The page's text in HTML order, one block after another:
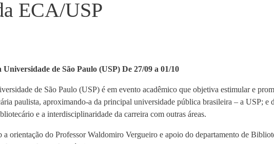
ECA/USP
de São Paulo (USP) De 27/09 a 01/10
de São Paulo (USP) é em evento acadêmico que objetiva estimular e
paulista, aproximando-a da principal universidade pública brasileira – a USP; e
e a interdisciplinaridade da carreira com outras áreas.
orientação do Professor Waldomiro Vergueiro e apoio do departamento de